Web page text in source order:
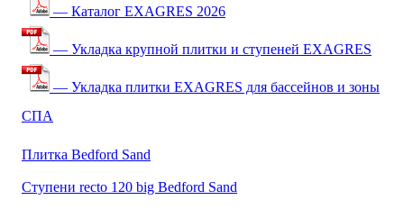
— Каталог EXAGRES 2026
— Укладка крупной плитки и ступеней EXAGRES
— Укладка плитки EXAGRES для бассейнов и зоны
СПА
Плитка Bedford Sand
Ступени recto 120 big Bedford Sand